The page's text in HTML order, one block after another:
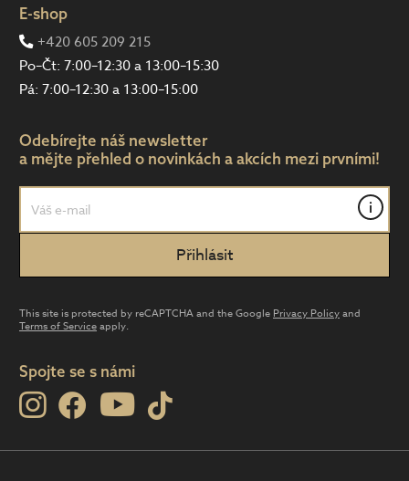
E-shop
+420 605 209 215
Po–Čt: 7:00–12:30 a 13:00–15:30
Pá: 7:00–12:30 a 13:00–15:00
Odebírejte náš newsletter
a mějte přehled o novinkách a akcích mezi prvními!
i
This site is protected by reCAPTCHA and the Google Privacy Policyand
Terms of Serviceapply.
Spojte se s námi